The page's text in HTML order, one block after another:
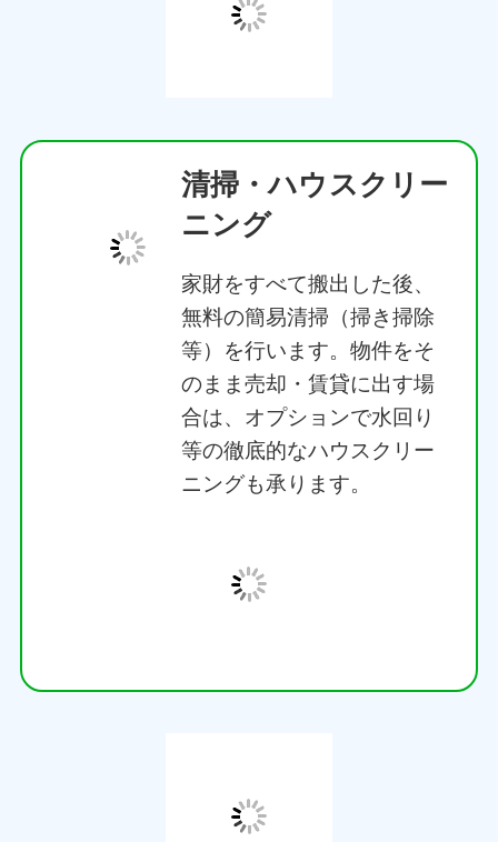
ニング
家財をすべて搬出した後、
等）を行います。物件をそ
のまま売却・賃貸に出す場
合は、オプションで水回り
等の徹底的なハウスクリー
ニングも承ります。